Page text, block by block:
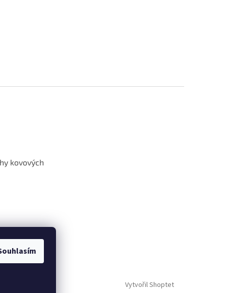
kovových
Vytvořil Shoptet